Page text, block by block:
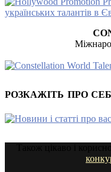
РОЗКАЖІТЬ ПРО